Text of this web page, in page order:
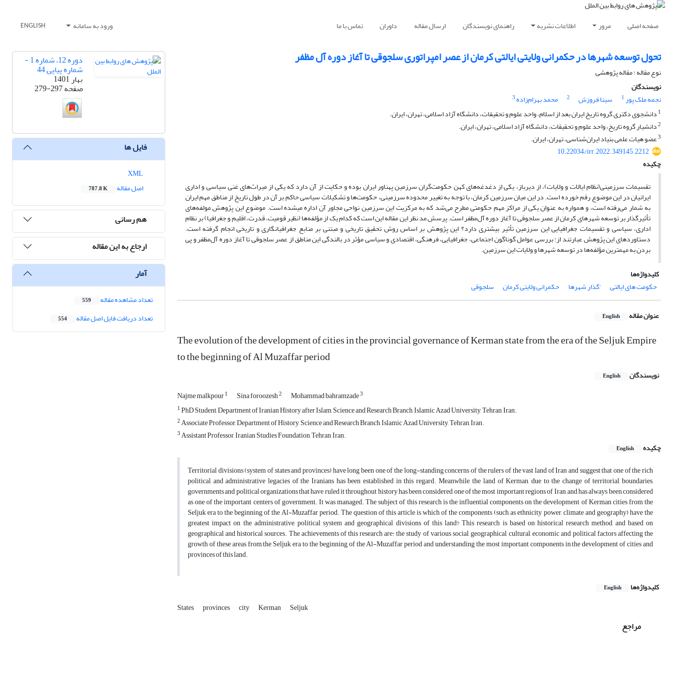
صفحه اصلی مرور اطلاعات نشریه راهنمای نویسندگان ارسال مقاله داوران تماس با ما ورود به سامانه ENGLISH
تحول توسعه شهرها در حکمرانی ولایتی ایالتی کرمان از عصر امپراتوری سلجوقی تا آغاز دوره آل مظفر
نوع مقاله : مقاله پژوهشی
نویسندگان
نجمه ملک پور1 سینا فروزش 2 محمد بهرام‌زاده3
1 دانشجوی دکتری گروه تاریخ ایران بعد از اسلام، واحد علوم و تحقیقات، دانشگاه آزاد اسلامی، تهران، ایران.
2دانشیار گروه تاریخ، واحد علوم و تحقیقات، دانشگاه آزاد اسلامی، تهران، ایران.
3عضو هیات علمی بنیاد ایران‌شناسی، تهران، ایران.
10.22034/irr.2022.349145.2212
چکیده
تقسیمات سرزمینی(نظام ایالات و ولایات)، از دیرباز، یکی از دغدغه‌های کهن حکومت‌گران سرزمین پهناور ایران بوده و حکایت از آن دارد که یکی از میراث‌های غنی سیاسی و اداری
ایرانیان در این موضوع رقم خورده است. در این میان سرزمین کرمان، با توجه به تغییر محدوده‌ سرزمینی، حکومت‌ها و تشکیلات سیاسی حاکم بر آن در طول تاریخ از مناطق مهم ایران
به شمار می‌رفته است، و همواره به عنوان یکی از مراکز مهم حکومتی مطرح می‌شد که به مرکزیت این سرزمین نواحی مجاور آن اداره میشده است. موضوع این پژوهش مولفه‌های
تأثیرگذار بر توسعه شهرهای کرمان از عصر سلجوقی تا آغاز دوره آل‌مظفر است. پرسش مد نظر این مقاله این است که کدام یک از مؤلفه‌ها (نظیر قومیت، قدرت، اقلیم و جغرافیا) بر نظام
اداری، سیاسی و تقسیمات جغرافیایی این سرزمین تأثیر بیشتری دارد؟ این پژوهش بر اساس روش تحقیق تاریخی و مبتنی بر منابع جغرافیا‌نگاری و تاریخی انجام گرفته است.
دستاوردهای این پژوهش عبارتند از: بررسی عوامل گوناگون اجتماعی، جغرافیایی، فرهنگی، اقتصادی و سیاسی مؤثر در بالندگی این مناطق از عصر سلجوقی تا آغاز دوره آل‌مظفر و پی
بردن به مهمترین مؤلفه‌ها در توسعه شهرها و ولایات این سرزمین.
کلیدواژه‌ها
حکومت های ایالتی
'گذار شهرها حکمرانی ولایتی کرمان سلجوقی
عنوان مقاله English
The evolution of the development of cities in the provincial governance of Kerman state from the era of the Seljuk Empire
to the beginning of Al Muzaffar period
نویسندگان English
Najme malkpour1 Sina foroozesh2 Mohammad bahramzade3
1PhD Student, Department of Iranian History after Islam, Science and Research Branch, Islamic Azad University, Tehran, Iran.
2Associate Professor, Department of History, Science and Research Branch, Islamic Azad University, Tehran, Iran.
3Assistant Professor, Iranian Studies Foundation, Tehran, Iran.
چکیده
English
Territorial divisions (system of states and provinces) have long been one of the long-standing concerns of the rulers of the vast land of Iran and suggest that one of the rich
political and administrative legacies of the Iranians has been established in this regard. Meanwhile, the land of Kerman, due to the change of territorial boundaries,
governments and political organizations that have ruled it throughout history has been considered one of the most important regions of Iran, and has always been considered
as one of the important centers of government. It was managed. The subject of this research is the influential components on the development of Kerman cities from the
Seljuk era to the beginning of the Al-Muzaffar period. The question of this article is which of the components (such as ethnicity, power, climate and geography) have the
greatest impact on the administrative, political system and geographical divisions of this land? This research is based on historical research method and based on
geographical and historical sources. The achievements of this research are: the study of various social, geographical, cultural, economic and political factors affecting the
growth of these areas from the Seljuk era to the beginning of the Al-Muzaffar period and understanding the most important components in the development of cities and
provinces of this land.
کلیدواژه‌ها English
States provinces city Kerman Seljuk
مراجع
دوره 12، شماره 1 -
شماره پیاپی 44
بهار 1401
صفحه279-297
فایل ها
اصل مقاله
787.8 K
هم رسانی
ارجاع به این مقاله
آمار
تعداد مشاهده مقاله 559
تعداد دریافت فایل اصل مقاله 554